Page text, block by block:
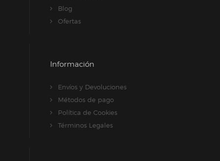
Blog
Ofertas
Información
Envíos y Devoluciones
Métodos de pago
Política de Cookies
Términos Legales